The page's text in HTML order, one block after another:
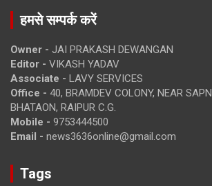
हमसे सम्पर्क करें
Owner - JAI PRAKASH DEWANGAN
Editor - VIKASH YADAV
Associate - LAVY SERVICES
Office - 40, BRAMDEV COLONY, NEAR
BHATAON, RAIPUR C.G.
Mobile - 9753444500
Email - news3636online@gmail.com
Tags